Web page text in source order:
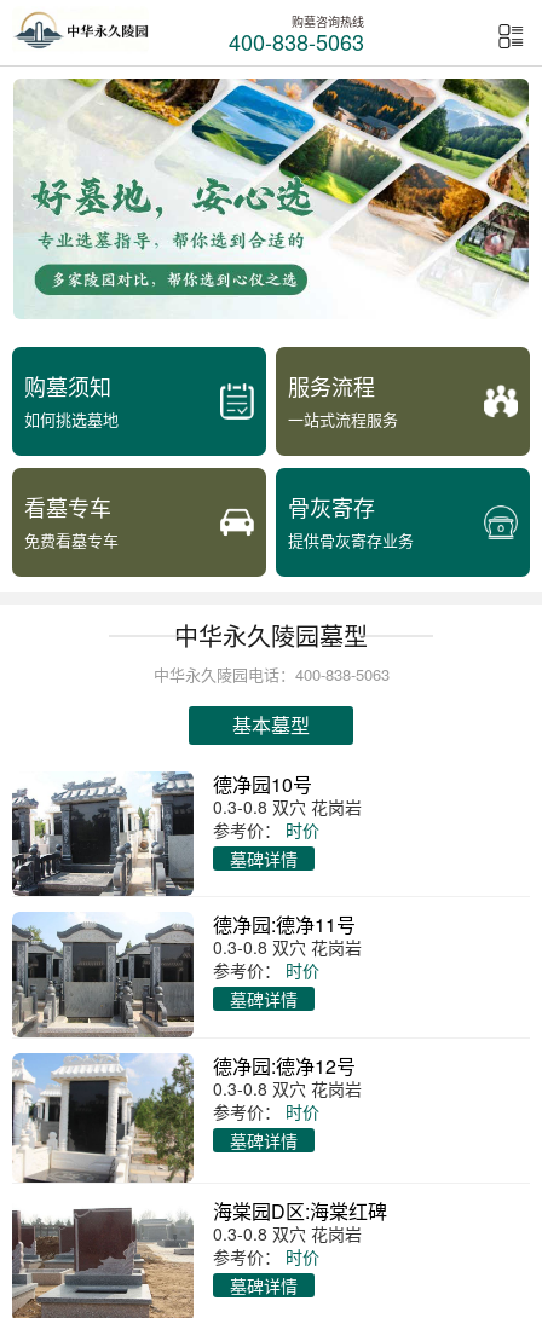
购墓咨询热线
400-838-5063
购墓须知
如何挑选墓地
服务流程
一站式流程服务
看墓专车
免费看墓专车
骨灰寄存
提供骨灰寄存业务
中华永久陵园墓型
中华永久陵园电话：400-838-5063
基本墓型
德净园10号
0.3-0.8 双穴 花岗岩
参考价：
时价
墓碑详情
德净园:德净11号
0.3-0.8 双穴 花岗岩
参考价：
时价
墓碑详情
德净园:德净12号
0.3-0.8 双穴 花岗岩
参考价：
时价
墓碑详情
海棠园D区:海棠红碑
0.3-0.8 双穴 花岗岩
参考价：
时价
墓碑详情